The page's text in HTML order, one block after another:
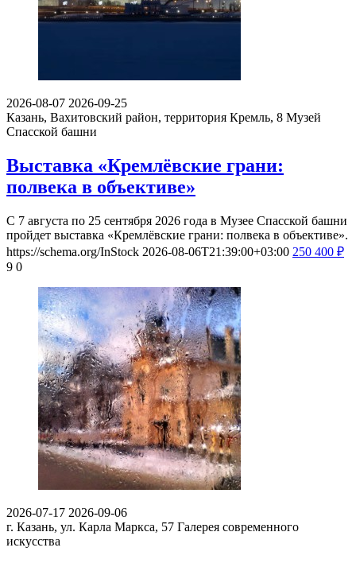
2026-08-07 2026-09-25
Казань, Вахитовский район, территория Кремль, 8 Музей
Спасской башни
Выставка «Кремлёвские грани:
полвека в объективе»
С 7 августа по 25 сентября 2026 года в Музее Спасской башни
пройдет выставка «Кремлёвские грани: полвека в объективе».
https://schema.org/InStock 2026-08-06T21:39:00+03:00 250 400 ₽
9 0
2026-07-17 2026-09-06
г. Казань, ул. Карла Маркса, 57 Галерея современного
искусства